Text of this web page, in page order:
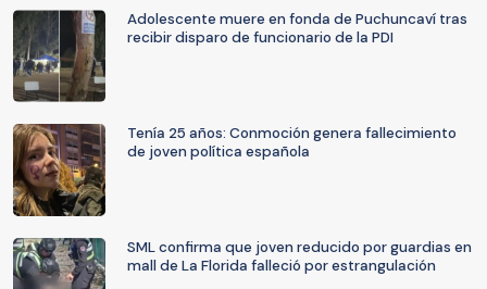
Adolescente muere en fonda de Puchuncaví tras
recibir disparo de funcionario de la PDI
Tenía 25 años: Conmoción genera fallecimiento
de joven política española
SML confirma que joven reducido por guardias en
mall de La Florida falleció por estrangulación